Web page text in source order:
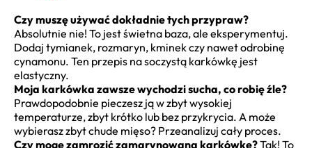
Czy muszę używać dokładnie tych przypraw?
Absolutnie nie! To jest świetna baza, ale eksperymentuj.
Dodaj tymianek, rozmaryn, kminek czy nawet odrobinę
cynamonu. Ten przepis na soczystą karkówkę jest
elastyczny.
Moja karkówka zawsze wychodzi sucha, co robię źle?
Prawdopodobnie pieczesz ją w zbyt wysokiej
temperaturze, zbyt krótko lub bez przykrycia. A może
wybierasz zbyt chude mięso? Przeanalizuj cały proces.
Czy mogę zamrozić zamarynowaną karkówkę?Tak! To